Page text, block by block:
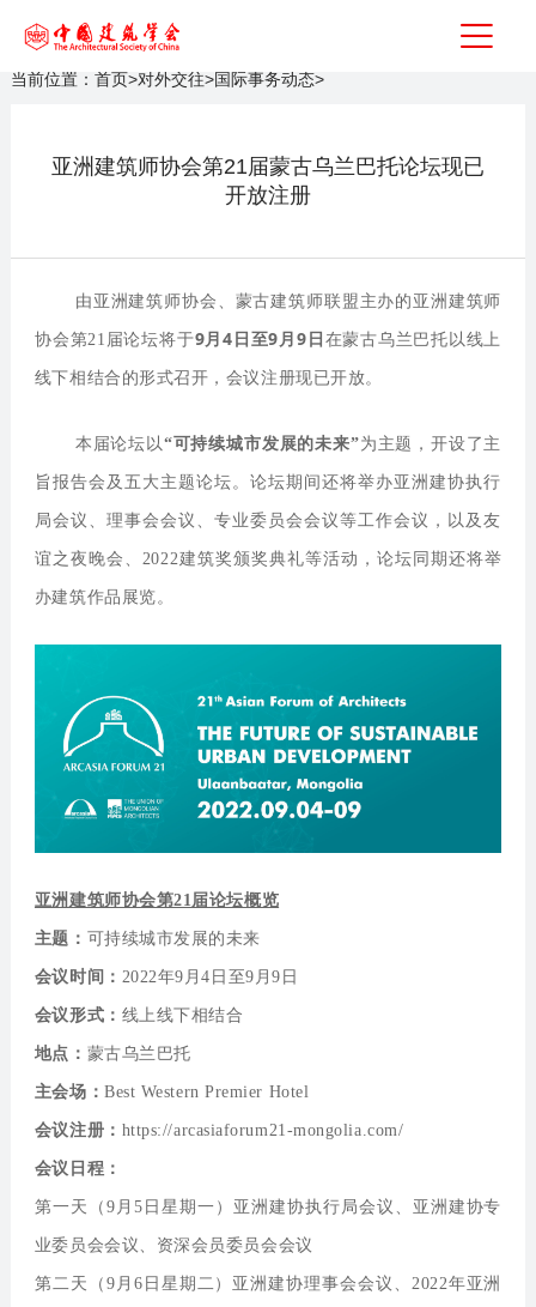
当前位置： 首页>对外交往>国际事务动态>
亚洲建筑师协会第21届蒙古乌兰巴托论坛现已
开放注册
由亚洲建筑师协会、蒙古建筑师联盟主办的亚洲建筑师
协会第21届论坛将于9月4日至9月9日 在蒙古乌兰巴托以线上
线下相结合的形式召开，会议注册现已开放。
本届论坛以“可持续城市发展的未来”为主题，开设了主
旨报告会及五大主题论坛。论坛期间还将举办亚洲建协执行
局会议、理事会会议、专业委员会会议等工作会议，以及友
谊之夜晚会、2022建筑奖颁奖典礼等活动，论坛同期还将举
办建筑作品展览。
亚洲建筑师协会第21届论坛概览
主题： 可持续城市发展的未来
会议时间： 2022年9月4日至9月9日
会议形式： 线上线下相结合
地点： 蒙古乌兰巴托
主会场：Best Western Premier Hotel
会议注册： https://arcasiaforum21-mongolia.com/
会议日程：
第一天（9月5日星期一）亚洲建协执行局会议、亚洲建协专
业委员会会议、资深会员委员会会议
第二天（9月6日星期二）亚洲建协理事会会议、2022年亚洲